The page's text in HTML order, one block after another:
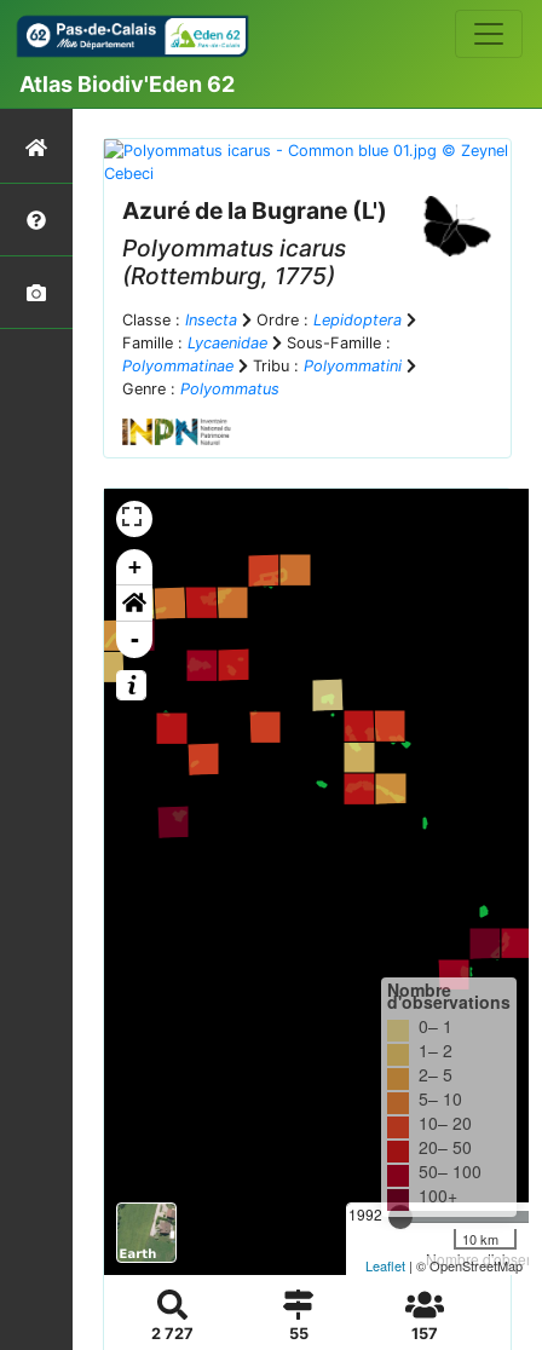
Atlas Biodiv'Eden 62
Azuré de la Bugrane (L')
Polyommatus icarus
(Rottemburg, 1775)
Classe : Insecta Ordre : Lepidoptera
Famille : Lycaenidae
Sous-Famille :
Polyommatinae
Tribu : Polyommatini
Genre : Polyommatus
+
-
1992
Nombre
Nombre
d'observations
0– 1
1– 2
2– 5
5– 10
10– 20
20– 50
50– 100
100+
10 km
Leaflet | © OpenStreetMap
2 727 55 157